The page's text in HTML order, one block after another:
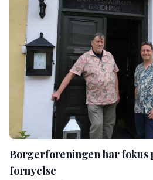
Borgerforeningen har fokus
fornyelse